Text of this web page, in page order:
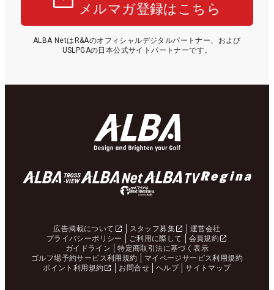
メルマガ登録はこちら
ALBA NetはR&Aのオフィシャルデジタルパートナー、および
USLPGAの日本公式サイトパートナーです。
広告掲載について スタッフ募集
運営会社
プライバシーポリシー
ご利用に際して
会員規約
ガイドライン
特定商取引法に基づく表示
ゴルフ場予約サービス利用規約
マイページサービス利用規約
ポイント利用規約
お問合せ ヘルプ サイトマップ